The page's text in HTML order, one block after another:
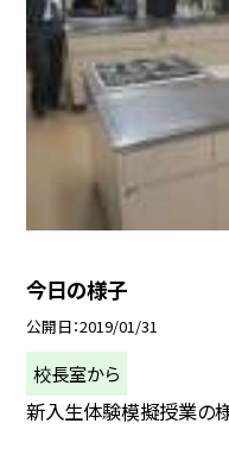
今日の様子
公開日 2019/01/31
校長室から
新入生体験模擬授業の様